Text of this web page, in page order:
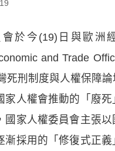
於今(19)日與歐洲
and Trade
死刑制度與人權保障
家人權會推動的「廢死
國家人權委員會主張以
漸採用的「修復式正義